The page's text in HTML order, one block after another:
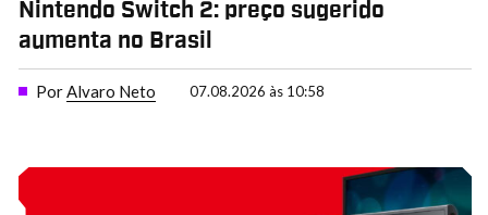
Nintendo Switch 2: preço sugerido
aumenta no Brasil
PorAlvaro Neto 07.08.2026 às 10:58